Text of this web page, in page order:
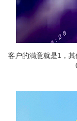
客户的满意就是1，